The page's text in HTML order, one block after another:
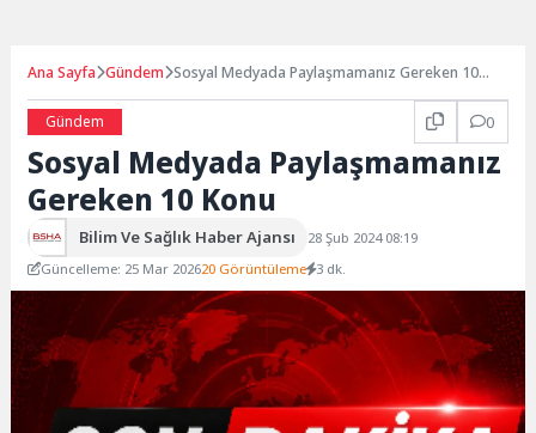
Ana Sayfa Gündem Sosyal Medyada Paylaşmamanız Gereken 10
Gündem
0
Sosyal Medyada Paylaşmamanız
Gereken 10 Konu
Bilim Ve Sağlık Haber Ajansı
28 Şub 2024 08:19
Güncelleme: 25 Mar 202620 Görüntüleme 3 dk.